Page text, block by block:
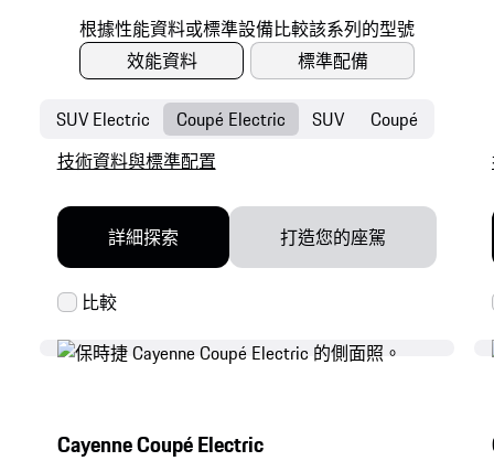
效能資料 標準配備
SUV Electric Coupé Electric SUV Coupé
Cayenne Coupé Electric
技術資料與標準配置
詳細探索 打造您的座駕